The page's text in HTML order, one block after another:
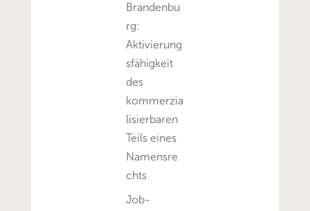
Brandenbu
rg:
Aktivierung
sfähigkeit
des
kommerzia
lisierbaren
Teils eines
Namensre
chts
Job-